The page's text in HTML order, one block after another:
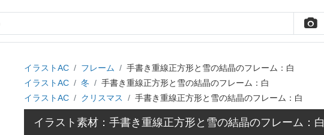
イラストAC フレーム
手書き重線正方形と雪の結晶のフレーム：白
イラストAC
冬
手書き重線正方形と雪の結晶のフレーム：白
イラストAC
クリスマス 手書き重線正方形と雪の結晶のフレーム：白
イラスト素材：手書き重線正方形と雪の結晶のフレーム：白